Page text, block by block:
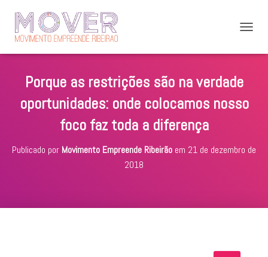
A
V
Ã
Porque as restrições são na verdade
oportunidades: onde colocamos nosso
foco faz toda a diferença
Publicado por Movimento Empreende Ribeirão em 21 de dezembro de
2018